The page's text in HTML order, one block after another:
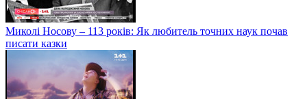
Миколі Носову – 113 років: Як любитель точних наук почав
писати казки